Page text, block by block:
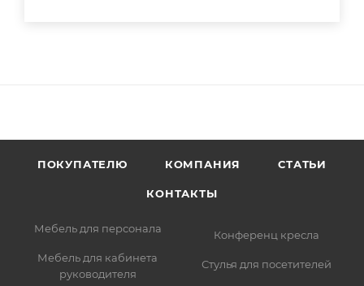
ПОКУПАТЕЛЮ КОМПАНИЯ СТАТЬИ
КОНТАКТЫ
Мебель для персонала
Мебель для кабинета
руководителя
Конференц кресла
Стулья для посетителей